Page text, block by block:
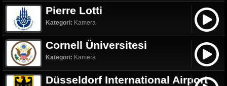
Pierre Lotti
Kategori: Kamera
Cornell Üniversitesi
Kategori: Kamera
Düsseldorf International Airport